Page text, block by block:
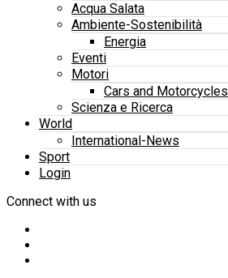
Acqua Salata
Ambiente-Sostenibilità
Energia
Eventi
Motori
Cars and Motorcycles
Scienza e Ricerca
World
International-News
Sport
Login
Connect with us